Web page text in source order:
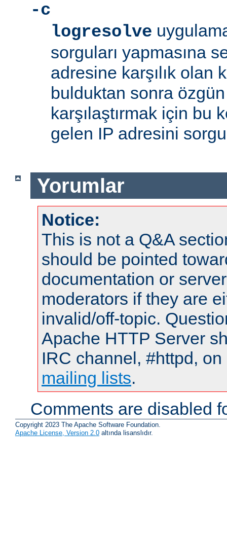
-c
logresolve
sorguları yapmasına
adresine karşılık olan
bulduktan sonra
karşılaştırmak için bu
gelen IP adresini
Yorumlar
Notice:
This is not a Q&A
should be pointed
documentation or
moderators if they are
invalid/off-topic.
Apache HTTP Server
IRC channel, #httpd,
mailing lists.
Comments are disabled
Copyright 2023 The Apache Software Foundation.
Apache License, Version 2.0 altında lisanslıdır.